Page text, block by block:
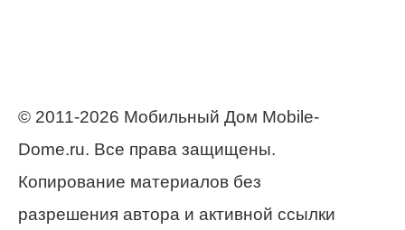
© 2011-2026 Мобильный Дом Mobile-
Dome.ru. Все права защищены.
Копирование материалов без
разрешения автора и активной ссылки